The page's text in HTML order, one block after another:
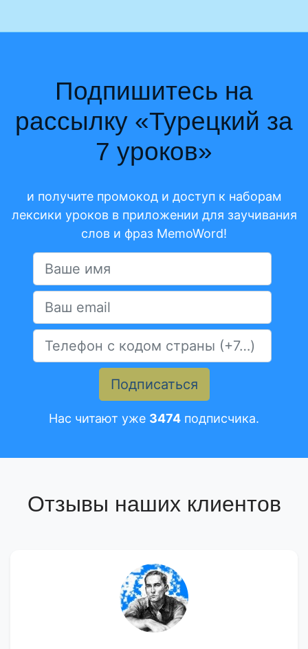
Подпишитесь на
рассылку «Турецкий за
7 уроков»
и получите промокод и доступ к наборам
лексики уроков в приложении для заучивания
слов и фраз MemoWord!
Подписаться
Нас читают уже 3474 подписчика.
Отзывы наших клиентов